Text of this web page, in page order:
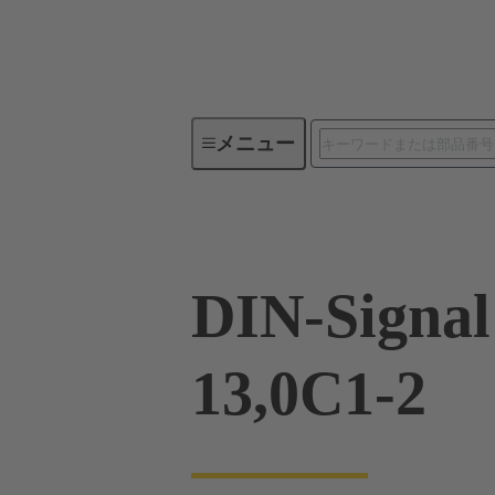
メニュー製品シリーズ
DIN-
13,0C1-2